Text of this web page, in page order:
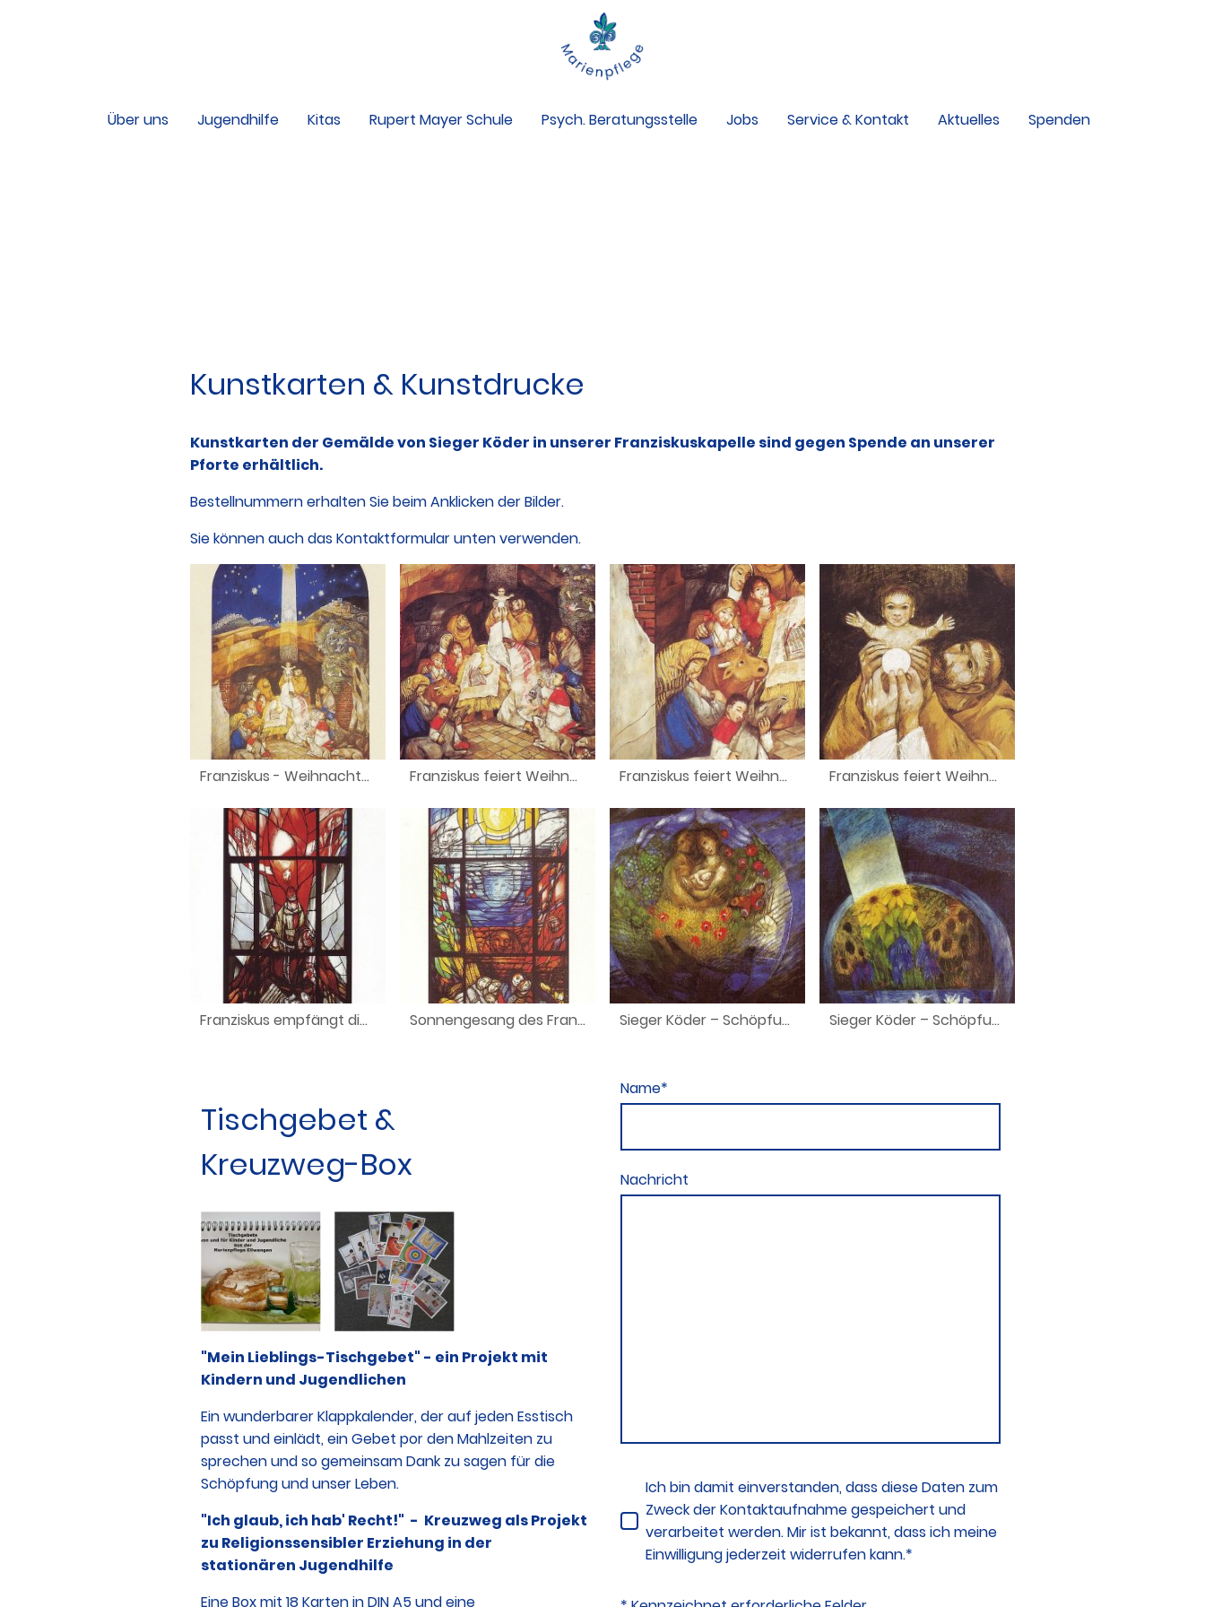
Über uns Jugendhilfe Kitas Rupert Mayer Schule Psych. Beratungsstelle Jobs Service & Kontakt Aktuelles Spenden
Kunstkarten & Kunstdrucke
Kunstkarten der Gemälde von Sieger Köder in unserer Franziskuskapelle sind gegen Spende an unserer
Pforte erhältlich.
Bestellnummern erhalten Sie beim Anklicken der Bilder.
Sie können auch das Kontaktformular unten verwenden.
Franziskus - Weihnachten in Greccio Franziskus feiert Weihnachten in Greccio Franziskus feiert Weihnachten in Greccio Franziskus feiert Weihnachten in Greccio
Franziskus empfängt die Wundmale Jesu Sonnengesang des Franziskus Sieger Köder – Schöpfung I (2000) Sieger Köder – Schöpfung II (2000)
Tischgebet &
Kreuzweg-Box
"Mein Lieblings-Tischgebet" - ein Projekt mit
Kindern und Jugendlichen
Ein wunderbarer Klappkalender, der auf jeden Esstisch
passt und einlädt, ein Gebet por den Mahlzeiten zu
sprechen und so gemeinsam Dank zu sagen für die
Schöpfung und unser Leben.
"Ich glaub, ich hab' Recht!" - Kreuzweg als Projekt
zu Religionssensibler Erziehung in der
stationären Jugendhilfe
Eine Box mit 18 Karten in DIN A5 und eine
Name*
Nachricht
Ich bin damit einverstanden, dass diese Daten zum
Zweck der Kontaktaufnahme gespeichert und
verarbeitet werden. Mir ist bekannt, dass ich meine
Einwilligung jederzeit widerrufen kann.*